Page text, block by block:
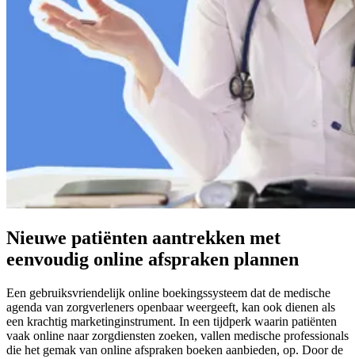
Nieuwe patiënten aantrekken met
eenvoudig online afspraken plannen
Een gebruiksvriendelijk online boekingssysteem dat de medische
agenda van zorgverleners openbaar weergeeft, kan ook dienen als
een krachtig marketinginstrument. In een tijdperk waarin patiënten
vaak online naar zorgdiensten zoeken, vallen medische professionals
die het gemak van online afspraken boeken aanbieden, op. Door de